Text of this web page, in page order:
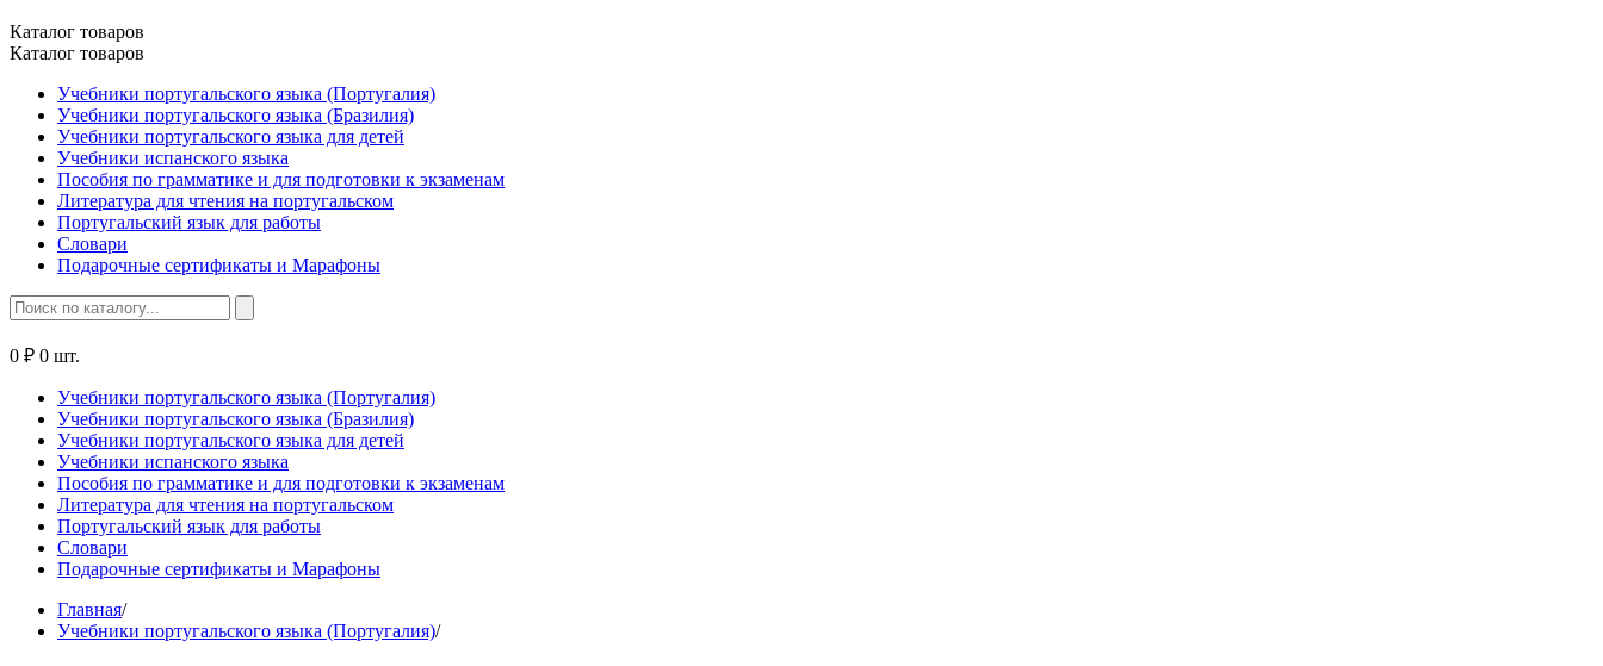
Каталог товаров
Каталог товаров
Учебники португальского языка (Португалия)
Учебники португальского языка (Бразилия)
Учебники португальского языка для детей
Учебники испанского языка
Пособия по грамматике и для подготовки к экзаменам
Литература для чтения на португальском
Португальский язык для работы
Словари
Подарочные сертификаты и Марафоны
0 ₽ 0 шт.
Учебники португальского языка (Португалия)
Учебники португальского языка (Бразилия)
Учебники португальского языка для детей
Учебники испанского языка
Пособия по грамматике и для подготовки к экзаменам
Литература для чтения на португальском
Португальский язык для работы
Словари
Подарочные сертификаты и Марафоны
Главная/
Учебники португальского языка (Португалия)/